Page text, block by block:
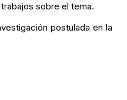
sobre el tema.
postulada en la